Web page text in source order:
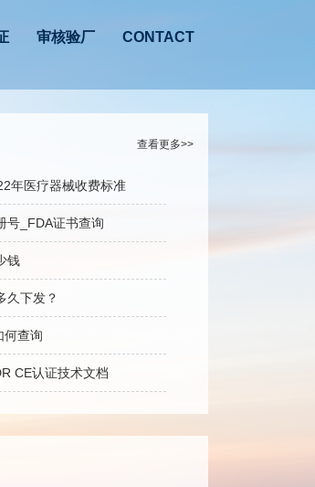
审核验厂 CONTACT
查看更多>>
年医疗器械收费标准
号_FDA证书查询
钱
久下发？
何查询
CE认证技术文档